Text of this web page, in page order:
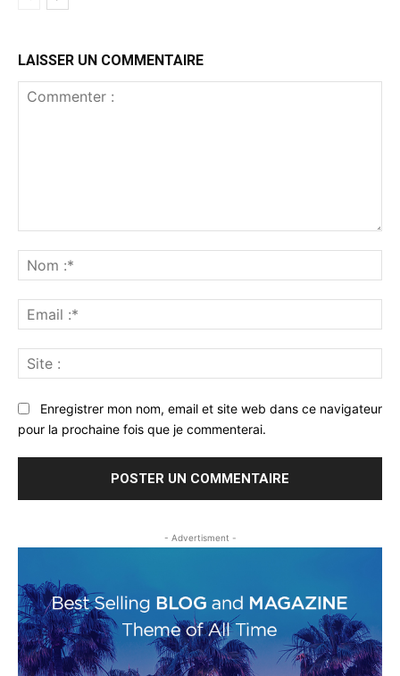
LAISSER UN COMMENTAIRE
:*
:*
:
Enregistrer mon nom, email et site web dans ce navigateur
pour la prochaine fois que je commenterai.
- Advertisment -